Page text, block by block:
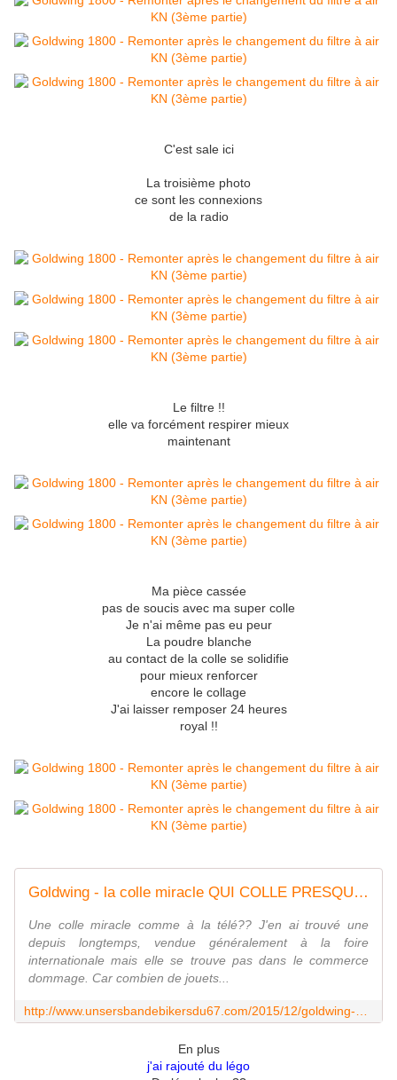
C'est sale ici
La troisième photo
ce sont les connexions
de la radio
Le filtre !!
elle va forcément respirer mieux
maintenant
Ma pièce cassée
pas de soucis avec ma super colle
Je n'ai même pas eu peur
La poudre blanche
au contact de la colle se solidifie
pour mieux renforcer
encore le collage
J'ai laisser remposer 24 heures
royal !!
Goldwing - la colle miracle QUI COLLE PRESQUE TOUT - Le blog de UNSER'S BANDE DE BIKERS du 67
Une colle miracle comme à la télé?? J'en ai trouvé une
depuis longtemps, vendue généralement à la foire
internationale mais elle se trouve pas dans le commerce
dommage. Car combien de jouets...
En plus
j'ai rajouté du légo